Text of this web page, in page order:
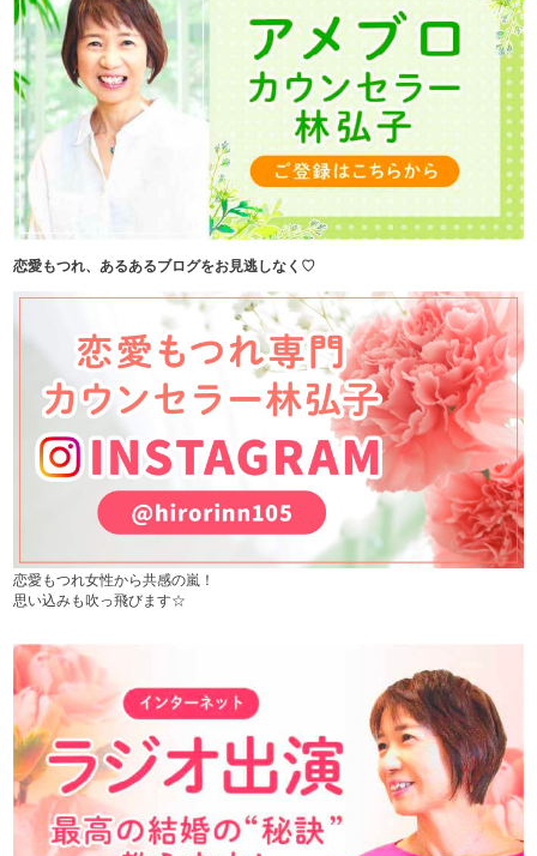
恋愛もつれ、あるあるブログをお見逃しなく♡
恋愛もつれ女性から共感の嵐！
思い込みも吹っ飛びます☆